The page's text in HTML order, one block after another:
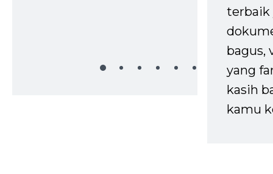
terbaik
bagus,
yang
kasih
kamu